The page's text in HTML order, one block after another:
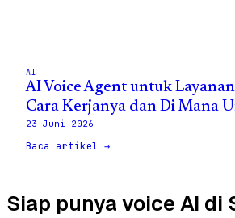
AI
AI Voice Agent untuk
Cara Kerjanya dan Di Mana
23 Juni 2026
Baca artikel →
Siap punya voice AI di